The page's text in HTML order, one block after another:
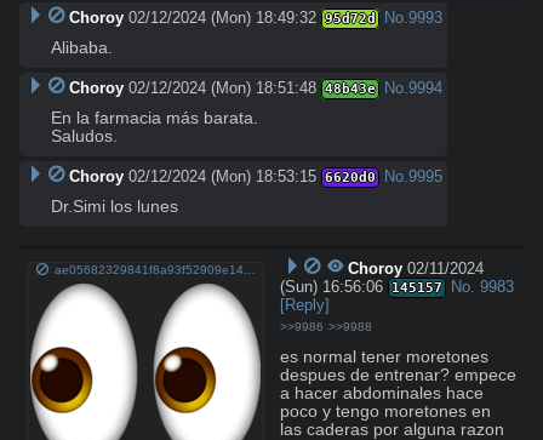
Choroy 02/12/2024 (Mon) 18:49:32 95d72d No. 9993
Alibaba.
Choroy 02/12/2024 (Mon) 18:51:48 48b43e No. 9994
En la farmacia más barata.
Saludos.
Choroy 02/12/2024 (Mon) 18:53:15 6620d0 No. 9995
Dr.Simi los lunes
Choroy 02/11/2024
(Sun) 16:56:06 145157 No. 9983
[Reply]
>>9986 >>9988
es normal tener moretones
despues de entrenar? empece
a hacer abdominales hace
poco y tengo moretones en
las caderas por alguna razon